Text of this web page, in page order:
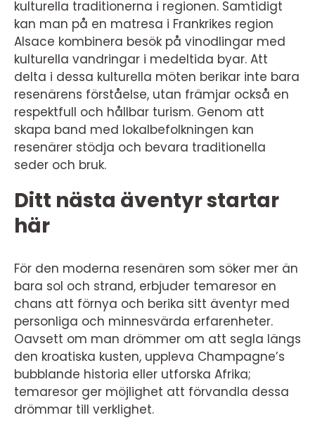
kulturella traditionerna i regionen. Samtidigt
kan man på en matresa i Frankrikes region
Alsace kombinera besök på vinodlingar med
kulturella vandringar i medeltida byar. Att
delta i dessa kulturella möten berikar inte bara
resenärens förståelse, utan främjar också en
respektfull och hållbar turism. Genom att
skapa band med lokalbefolkningen kan
resenärer stödja och bevara traditionella
seder och bruk.
Ditt nästa äventyr startar
här
För den moderna resenären som söker mer än
bara sol och strand, erbjuder temaresor en
chans att förnya och berika sitt äventyr med
personliga och minnesvärda erfarenheter.
Oavsett om man drömmer om att segla längs
den kroatiska kusten, uppleva Champagne’s
bubblande historia eller utforska Afrika;
temaresor ger möjlighet att förvandla dessa
drömmar till verklighet.